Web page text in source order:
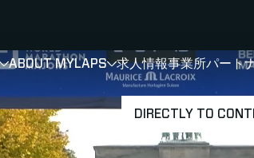
DIRECTLY TO
SHOW SUBMENU FOR 選手・アスリート
ABOUT MYLAPS SHOW
求人情報事業所パート